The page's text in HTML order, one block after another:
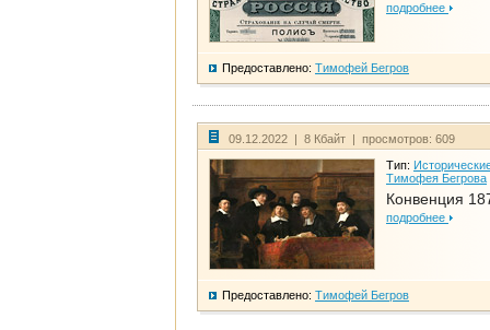
подробнее
Предоставлено: Тимофей Бегров
09.12.2022 | 8 Кбайт | просмотров: 609
Тип:
Тимофея Бегрова
Конвенция
подробнее
Предоставлено: Тимофей Бегров